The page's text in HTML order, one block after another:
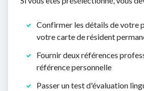
Confirmer les détails de votre
votre carte de résident
Fournir deux références
référence personnelle
Passer un test d'évaluation